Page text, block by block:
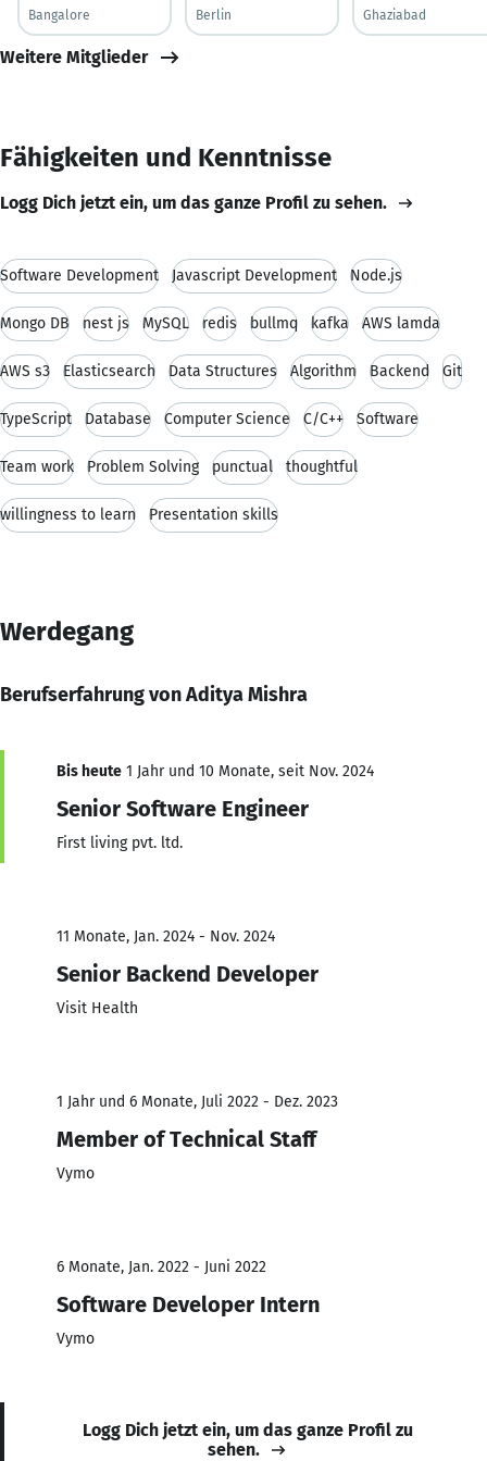
Bangalore
Berlin
Ghaziabad
Weitere Mitglieder
Fähigkeiten und Kenntnisse
Logg Dich jetzt ein, um das ganze Profil zu sehen.
Software Development Javascript Development Node.js
Mongo DB nest js MySQL redis bullmq kafka AWS lamda
AWS s3 Elasticsearch Data Structures Algorithm Backend Git
TypeScript Database Computer Science C/C++ Software
Team work Problem Solving punctual thoughtful
willingness to learn Presentation skills
Werdegang
Berufserfahrung von Aditya Mishra
Bis heute 1 Jahr und 10 Monate, seit Nov. 2024
Senior Software Engineer
First living pvt. ltd.
11 Monate, Jan. 2024 - Nov. 2024
Senior Backend Developer
Visit Health
1 Jahr und 6 Monate, Juli 2022 - Dez. 2023
Member of Technical Staff
Vymo
6 Monate, Jan. 2022 - Juni 2022
Software Developer Intern
Vymo
Logg Dich jetzt ein, um das ganze Profil zu
sehen.